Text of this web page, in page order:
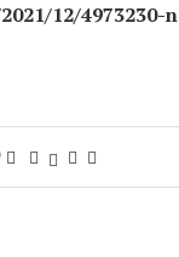
12/4973230-